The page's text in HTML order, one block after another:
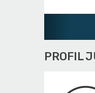
PROFIL